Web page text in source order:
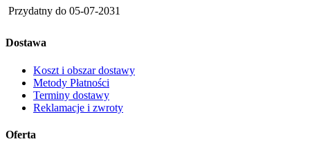
Przydatny do 05-07-2031
Dostawa
Koszt i obszar dostawy
Metody Płatności
Terminy dostawy
Reklamacje i zwroty
Oferta